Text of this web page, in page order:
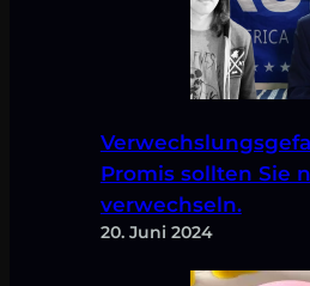
Promis sollten Sie
verwechseln.
20. Juni 2024